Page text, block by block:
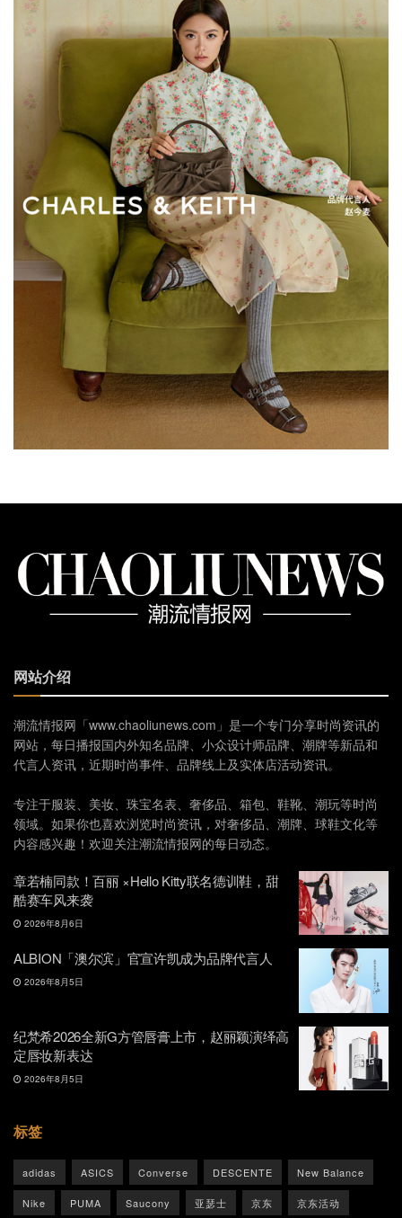
网站介绍
潮流情报网「www.chaoliunews.com」是一个专门分享时尚资讯的
网站，每日播报国内外知名品牌、小众设计师品牌、潮牌等新品和
代言人资讯，近期时尚事件、品牌线上及实体店活动资讯。
专注于服装、美妆、珠宝名表、奢侈品、箱包、鞋靴、潮玩等时尚
领域。如果你也喜欢浏览时尚资讯，对奢侈品、潮牌、球鞋文化等
内容感兴趣！欢迎关注潮流情报网的每日动态。
章若楠同款！百丽 ×Hello Kitty联名德训鞋，甜
酷赛车风来袭
2026年8月6日
ALBION「澳尔滨」官宣许凯成为品牌代言人
2026年8月5日
纪梵希2026全新G方管唇膏上市，赵丽颖演绎高
定唇妆新表达
2026年8月5日
标签
adidas ASICS Converse DESCENTE New Balance
Nike PUMA Saucony 亚瑟士 京东 京东活动